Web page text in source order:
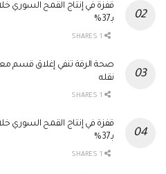
بـ37%
صحة الرقة تنفي إغلاق قسم
نقله
بـ37%